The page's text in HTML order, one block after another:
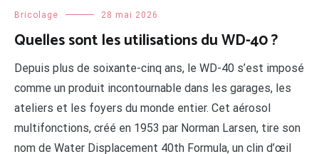
Bricolage 28 mai 2026
Quelles sont les utilisations du WD-40 ?
Depuis plus de soixante-cinq ans, le WD-40 s’est imposé
comme un produit incontournable dans les garages, les
ateliers et les foyers du monde entier. Cet aérosol
multifonctions, créé en 1953 par Norman Larsen, tire son
nom de Water Displacement 40th Formula, un clin d’œil